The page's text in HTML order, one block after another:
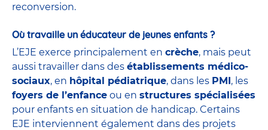
reconversion.
Où travaille un éducateur de jeunes enfants ?
L’EJE exerce principalement en crèche, mais peut
aussi travailler dans des établissements médico-
sociaux, en hôpital pédiatrique, dans les PMI, les
foyers de l’enfance ou en structures spécialisées
pour enfants en situation de handicap. Certains
EJE interviennent également dans des projets